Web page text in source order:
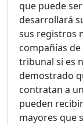
que puede
desarrollará
sus registros
compañías
tribunal si es
demostrado
contratan a
pueden
mayores que